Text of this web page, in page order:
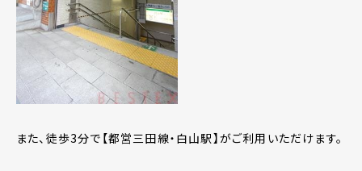
また、徒歩3分で【都営三田線・白山駅】がご利用いただけます。